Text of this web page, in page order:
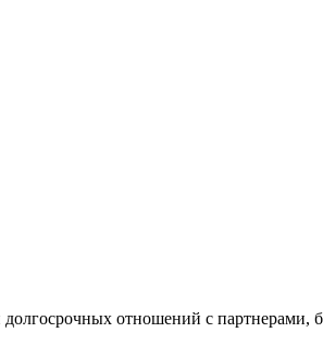
отношений с партнерами,